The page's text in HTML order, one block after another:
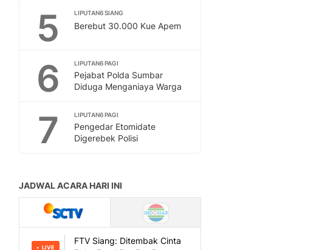
5 LIPUTAN6 SIANG
Berebut 30.000 Kue Apem
6 LIPUTAN6 PAGI
Pejabat Polda Sumbar
Diduga Menganiaya Warga
7 LIPUTAN6 PAGI
Pengedar Etomidate
Digerebek Polisi